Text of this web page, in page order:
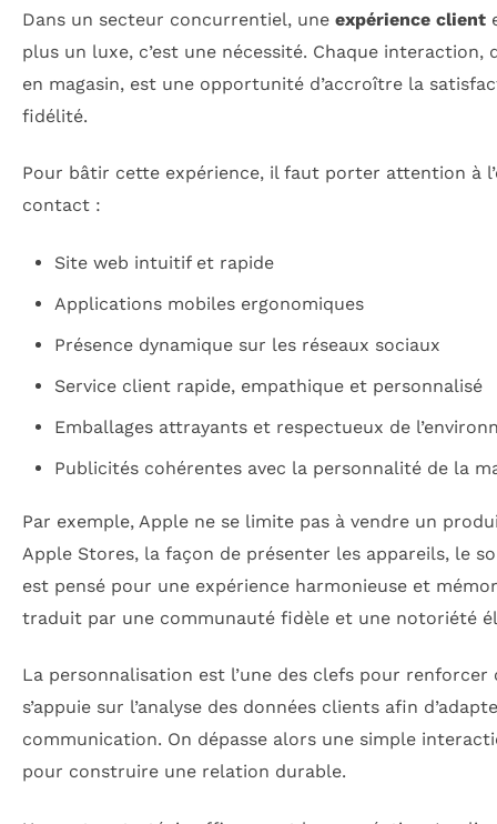
Dans un secteur concurrentiel, une expérience client
plus un luxe, c’est une nécessité. Chaque interaction,
en magasin, est une opportunité d’accroître la
fidélité.
Pour bâtir cette expérience, il faut porter attention à
contact :
Site web intuitif et rapide
Applications mobiles ergonomiques
Présence dynamique sur les réseaux sociaux
Service client rapide, empathique et personnalisé
Emballages attrayants et respectueux de
Publicités cohérentes avec la personnalité de la
Par exemple, Apple ne se limite pas à vendre un
Apple Stores, la façon de présenter les appareils, le
est pensé pour une expérience harmonieuse et
traduit par une communauté fidèle et une notoriété
La personnalisation est l’une des clefs pour
s’appuie sur l’analyse des données clients afin
communication. On dépasse alors une simple
pour construire une relation durable.